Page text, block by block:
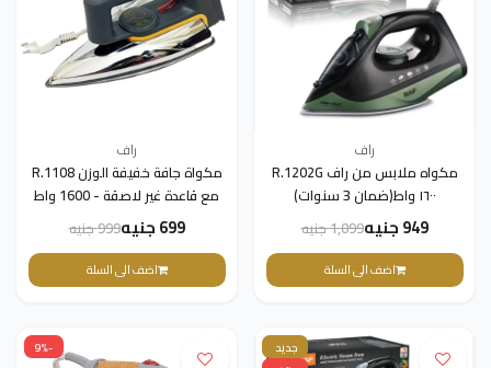
راف
مكواه ملابس من راف R.1202G
١٦٠٠ واط(ضمان 3 سنوات)
949 جنيه 1,099 جنيه
اضف الى السلة
راف
مكواة جافة خفيفة الوزن R.1108
مع قاعدة غير لاصقة - 1600 واط
(ضمان 3 سنوات)
699 جنيه 999 جنيه
اضف الى السلة
جديد
-9%